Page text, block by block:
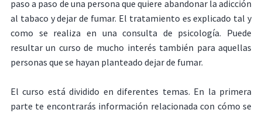
paso a paso de una persona que quiere abandonar la adicción
al tabaco y dejar de fumar. El tratamiento es explicado tal y
como se realiza en una consulta de psicología. Puede
resultar un curso de mucho interés también para aquellas
personas que se hayan planteado dejar de fumar.
El curso está dividido en diferentes temas. En la primera
parte te encontrarás información relacionada con cómo se